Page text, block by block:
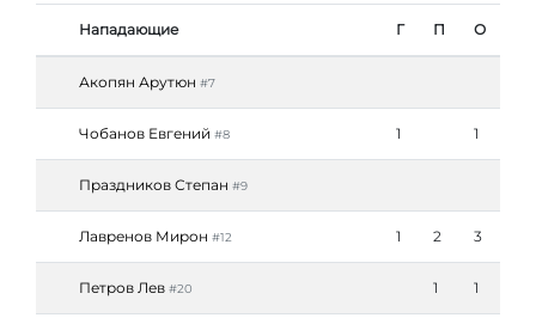
Нападающие Г П О
Акопян Арутюн #7
Чобанов Евгений #8 1 1
Праздников Степан #9
Лавренов Мирон #12 1 2 3
Петров Лев #20 1 1